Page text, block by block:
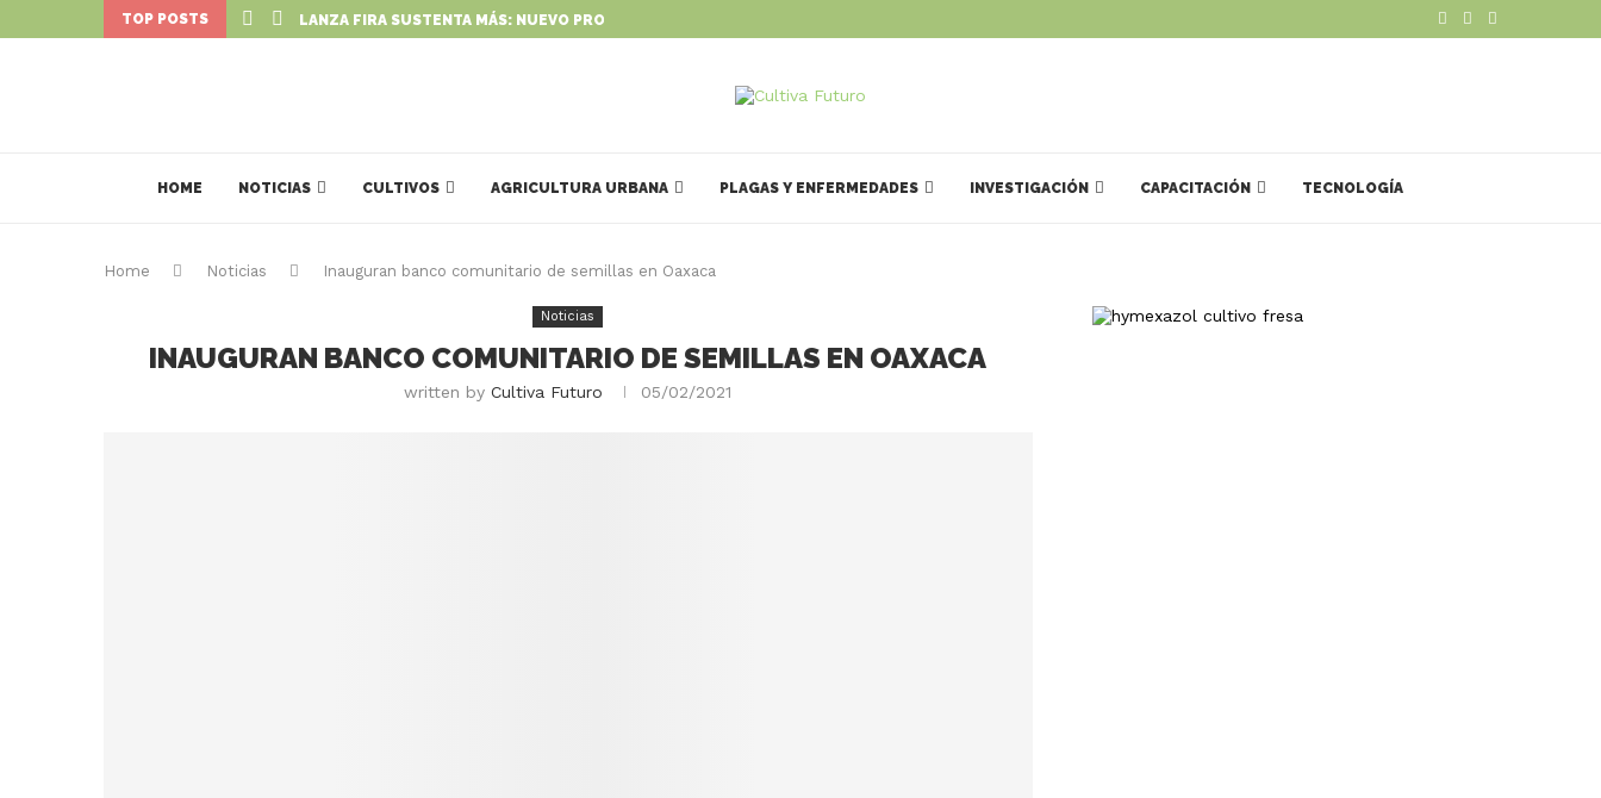
TOP POSTS LANZA FIRA SUSTENTA MÁS: NUEVO PROGRAMA PARA IMPULSAR...
HOME NOTICIAS CULTIVOS AGRICULTURA URBANA PLAGAS Y ENFERMEDADES INVESTIGACIÓN CAPACITACIÓN TECNOLOGÍA
Home Noticias Inauguran banco comunitario de semillas en Oaxaca
Noticias
INAUGURAN BANCO COMUNITARIO DE SEMILLAS EN OAXACA
written byCultiva Futuro 05/02/2021